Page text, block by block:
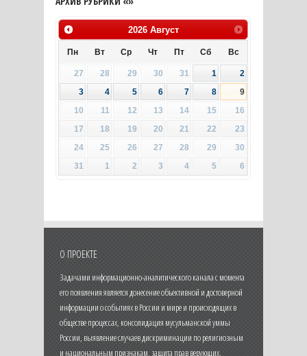
2026 Август
Пн Вт Ср Чт Пт Сб Вс
27 28 29 30 31 1
2
3
4 5 6 7 8
9
10
11 12 13 14 15
16
17
18 19 20 21 22
23
24
25 26 27 28 29
30
31
1 2 3 4 5 6
О ПРОЕКТЕ
Задачами информационно-аналитического канала с момента
его появления является донесение объективной и достоверной
информации о событиях в России и мире и происходящих в
обществе процессах, консолидация мусульманской уммы
России, выявление случаев дискриминации по религиозным
и национальным признакам, защита прав верующих.